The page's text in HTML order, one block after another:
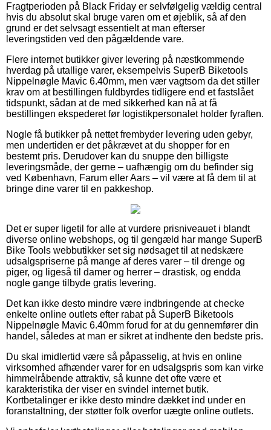
Fragtperioden på Black Friday er selvfølgelig vældig central
hvis du absolut skal bruge varen om et øjeblik, så af den
grund er det selvsagt essentielt at man efterser
leveringstiden ved den pågældende vare.
Flere internet butikker giver levering på næstkommende
hverdag på utallige varer, eksempelvis SuperB Biketools
Nippelnøgle Mavic 6.40mm, men vær vagtsom da det stiller
krav om at bestillingen fuldbyrdes tidligere end et fastslået
tidspunkt, sådan at de med sikkerhed kan nå at få
bestillingen ekspederet før logistikpersonalet holder fyraften.
Nogle få butikker på nettet frembyder levering uden gebyr,
men undertiden er det påkrævet at du shopper for en
bestemt pris. Derudover kan du snuppe den billigste
leveringsmåde, der gerne – uafhængig om du befinder sig
ved København, Farum eller Aars – vil være at få dem til at
bringe dine varer til en pakkeshop.
Det er super ligetil for alle at vurdere prisniveauet i blandt
diverse online webshops, og til gengæld har mange SuperB
Bike Tools webbutikker set sig nødsaget til at nedskære
udsalgspriserne på mange af deres varer – til drenge og
piger, og ligeså til damer og herrer – drastisk, og endda
nogle gange tilbyde gratis levering.
Det kan ikke desto mindre være indbringende at checke
enkelte online outlets efter rabat på SuperB Biketools
Nippelnøgle Mavic 6.40mm forud for at du gennemfører din
handel, således at man er sikret at indhente den bedste pris.
Du skal imidlertid være så påpasselig, at hvis en online
virksomhed afhænder varer for en udsalgspris som kan virke
himmelråbende attraktiv, så kunne det ofte være et
karakteristika der viser en svindel internet butik.
Kortbetalinger er ikke desto mindre dækket ind under en
foranstaltning, der støtter folk overfor uægte online outlets.